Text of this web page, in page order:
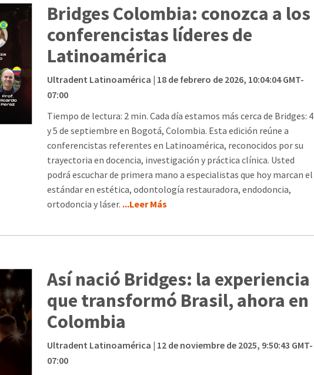
Bridges Colombia: conozca a los
conferencistas líderes de
Latinoamérica
Ultradent Latinoamérica | 18 de febrero de 2026, 10:04:04 GMT-
07:00
Tiempo de lectura: 2 min. Cada día estamos más cerca de Bridges: 4
y 5 de septiembre en Bogotá, Colombia. Esta edición reúne a
conferencistas referentes en Latinoamérica, reconocidos por su
trayectoria en docencia, investigación y práctica clínica. Usted
podrá escuchar de primera mano a especialistas que hoy marcan el
estándar en estética, odontología restauradora, endodoncia,
ortodoncia y láser. ...Leer Más
Así nació Bridges: la experiencia
que transformó Brasil, ahora en
Colombia
Ultradent Latinoamérica | 12 de noviembre de 2025, 9:50:43 GMT-
07:00